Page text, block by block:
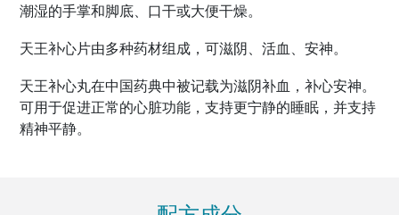
潮湿的手掌和脚底、口干或大便干燥。
天王补心片由多种药材组成，可滋阴、活血、安神。
天王补心丸在中国药典中被记载为滋阴补血，补心安神。
可用于促进正常的心脏功能，支持更宁静的睡眠，并支持
精神平静。